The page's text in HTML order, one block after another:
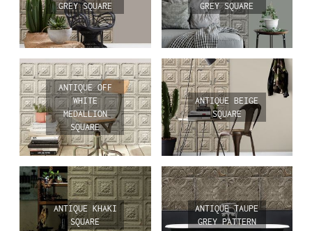
GREY SQUARE
GREY SQUARE
ANTIQUE OFF
WHITE
MEDALLION
SQUARE
ANTIQUE BEIGE
SQUARE
ANTIQUE KHAKI
SQUARE
ANTIQUE TAUPE
GREY PATTERN